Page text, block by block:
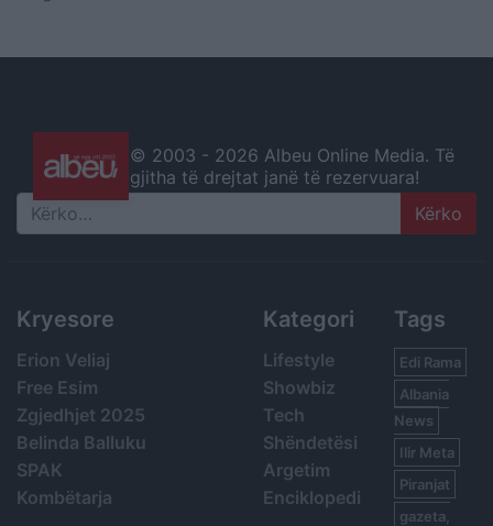
© 2003 - 2026 Albeu Online Media. Të
gjitha të drejtat janë të rezervuara!
Search
Kryesore
Erion Veliaj
Free Esim
Zgjedhjet 2025
Belinda Balluku
SPAK
Kombëtarja
Kategori
Lifestyle
Showbiz
Tech
Shëndetësi
Argetim
Enciklopedi
Tags
Edi Rama
Albania
News
Ilir Meta
Piranjat
gazeta,